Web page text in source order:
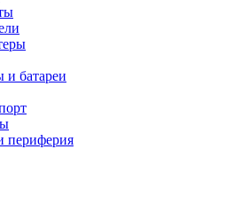
и батареи
периферия